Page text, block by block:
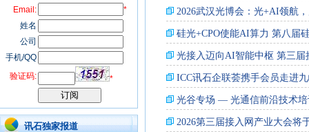
Email:
*
姓名
公司
手机/QQ
验证码:
*
讯石独家报道